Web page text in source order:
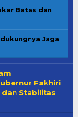
Batas dan
Jaga
Fakhiri
dan Stabilitas